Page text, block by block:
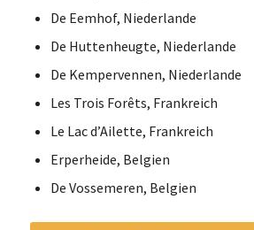
De Eemhof, Niederlande
De Huttenheugte, Niederlande
De Kempervennen, Niederlande
Les Trois Forêts, Frankreich
Le Lac d’Ailette, Frankreich
Erperheide, Belgien
De Vossemeren, Belgien